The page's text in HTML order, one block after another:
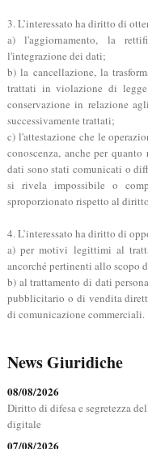
3. L’interessato ha diritto di
a) l'aggiornamento, la
l'integrazione dei dati;
b) la cancellazione, la
trattati in violazione di
conservazione in relazione
successivamente trattati;
c) l'attestazione che le
conoscenza, anche per
dati sono stati comunicati o
si rivela impossibile o
sproporzionato rispetto al
4. L’interessato ha diritto di
a) per motivi legittimi al
ancorché pertinenti allo scopo
b) al trattamento di dati
pubblicitario o di vendita
di comunicazione commerciali.
News Giuridiche
08/08/2026
Diritto di difesa e segretezza
digitale
07/08/2026